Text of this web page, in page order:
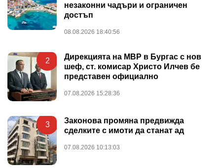
незаконни чадъри и ограничен
достъп
08.08.2026 18:40:56
2
Дирекцията на МВР в Бургас с нов
шеф, ст. комисар Христо Илчев бе
представен официално
07.08.2026 15:28:36
3
Законова промяна предвижда
сделките с имоти да станат ад
07.08.2026 10:13:03